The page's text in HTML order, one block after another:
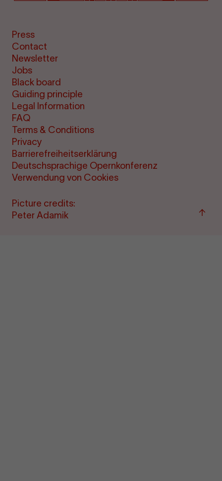
Press
Contact
Newsletter
Jobs
Black board
Guiding principle
Legal Information
FAQ
Terms & Conditions
Privacy
Barrierefreiheitserklärung
Deutschsprachige Opernkonferenz
Verwendung von Cookies
Picture credits:
Peter Adamik
Back